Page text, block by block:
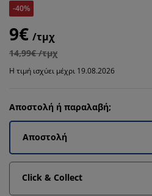
-40%
9€ /τμχ
14,99€ /τμχ
Η τιμή ισχύει μέχρι 19.08.2026
Αποστολή ή παραλαβή;
Αποστολή
Click & Collect